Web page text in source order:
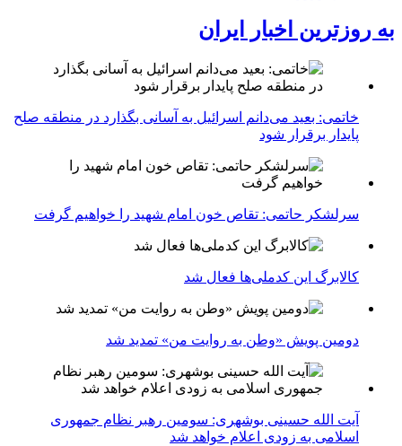
به روزترین اخبار ایران
خاتمی: بعید می‌دانم اسرائیل به آسانی بگذارد در منطقه صلح
پایدار برقرار شود
سرلشکر حاتمی: تقاص خون امام شهید را خواهیم گرفت
کالابرگ این کدملی‌ها فعال شد
دومین پویش «وطن به روایت من» تمدید شد
آیت الله حسینی بوشهری: سومین رهبر نظام جمهوری
اسلامی به زودی اعلام خواهد شد